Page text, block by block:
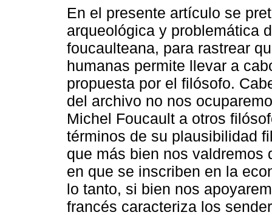
En el presente artículo se
arqueológica y problemática
foucaulteana, para rastrear
humanas permite llevar a
propuesta por el filósofo.
del archivo no nos
Michel Foucault a otros
términos de su plausibilidad
que más bien nos valdremos
en que se inscriben en la
lo tanto, si bien nos
francés caracteriza los